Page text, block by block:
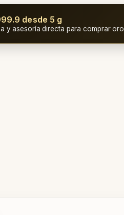
desde 5 g
y asesoría directa para comprar